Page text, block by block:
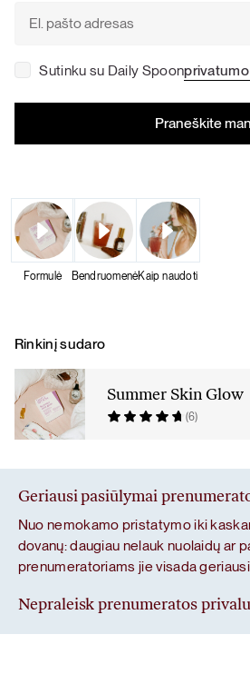
Sutinku su Daily Spoon
Formulė BendruomenėKaip naudoti
Rinkinį sudaro
Summer Skin Glow
(6)
Geriausi pasiūlymai
Nuo nemokamo pristatymo iki
dovanų: daugiau nelauk nuolaidų ar
prenumeratoriams jie visada
Nepraleisk prenumeratos